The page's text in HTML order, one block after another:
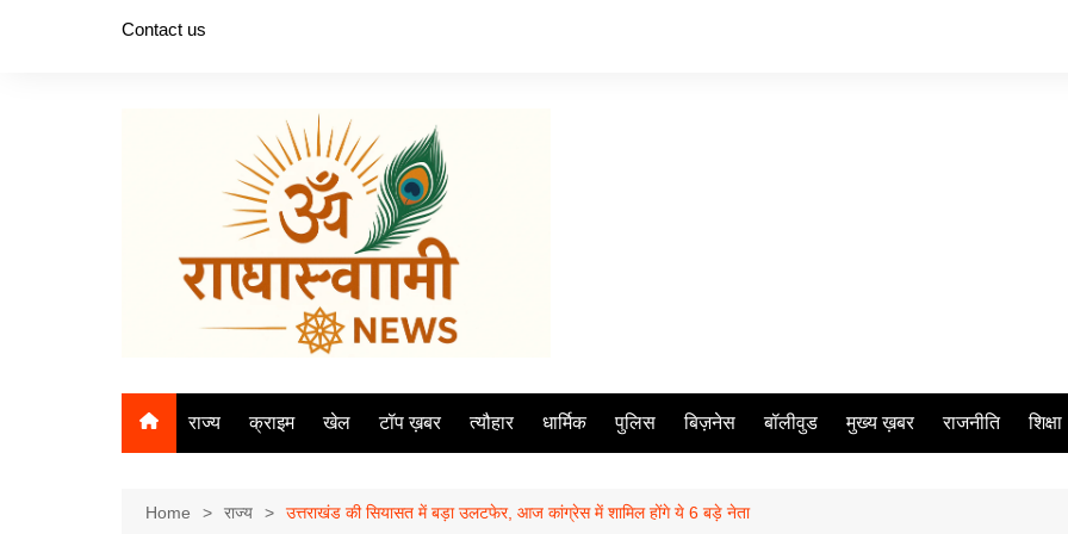
Contact us
राज्य क्राइम खेल टॉप ख़बर त्यौहार धार्मिक पुलिस बिज़नेस बॉलीवुड मुख्य ख़बर राजनीति शिक्षा
Home राज्य उत्तराखंड की सियासत में बड़ा उलटफेर, आज कांग्रेस में शामिल होंगे ये 6 बड़े नेता